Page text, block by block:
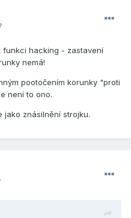
funkci hacking - zastavení
nemá!
pootočením korunky "proti
není to ono.
jako znásilnění strojku.